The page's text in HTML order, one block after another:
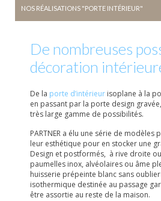
NOS RÉALISATIONS "PORTE INTÉRIEUR"
De nombreuses
décoration
De la porte d’intérieur isoplane à la
en passant par la porte design gravée,
très large gamme de possibilités.
PARTNER a élu une série de
leur esthétique pour en stocker une
Design et postformés, à rive droite
paumelles inox, alvéolaires ou âme
huisserie prépeinte blanc sans
isothermique destinée au passage
être assortie au reste de la maison.